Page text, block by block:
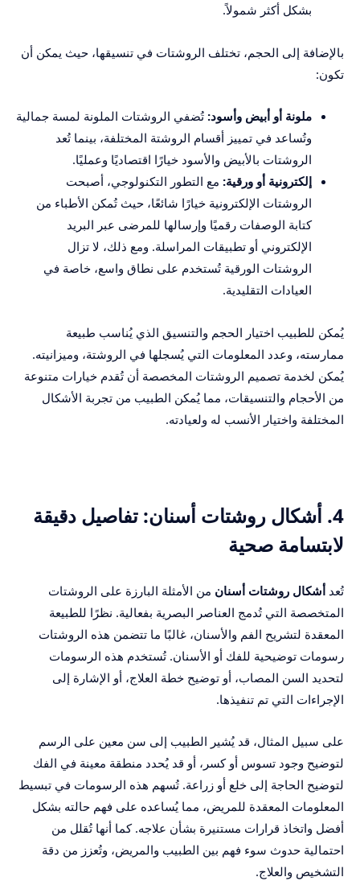
بشكل أكثر شمولاً.
بالإضافة إلى الحجم، تختلف الروشتات في تنسيقها، حيث يمكن أن
تكون:
ملونة أو أبيض وأسود: تُضفي الروشتات الملونة لمسة جمالية
وتُساعد في تمييز أقسام الروشتة المختلفة، بينما تُعد
الروشتات بالأبيض والأسود خيارًا اقتصاديًا وعمليًا.
إلكترونية أو ورقية: مع التطور التكنولوجي، أصبحت
الروشتات الإلكترونية خيارًا شائعًا، حيث تُمكن الأطباء من
كتابة الوصفات رقميًا وإرسالها للمرضى عبر البريد
الإلكتروني أو تطبيقات المراسلة. ومع ذلك، لا تزال
الروشتات الورقية تُستخدم على نطاق واسع، خاصة في
العيادات التقليدية.
يُمكن للطبيب اختيار الحجم والتنسيق الذي يُناسب طبيعة
ممارسته، وعدد المعلومات التي يُسجلها في الروشتة، وميزانيته.
يُمكن لخدمة تصميم الروشتات المخصصة أن تُقدم خيارات متنوعة
من الأحجام والتنسيقات، مما يُمكن الطبيب من تجربة الأشكال
المختلفة واختيار الأنسب له ولعيادته.
4. أشكال روشتات أسنان: تفاصيل دقيقة
لابتسامة صحية
تُعد أشكال روشتات أسنان من الأمثلة البارزة على الروشتات
المتخصصة التي تُدمج العناصر البصرية بفعالية. نظرًا للطبيعة
المعقدة لتشريح الفم والأسنان، غالبًا ما تتضمن هذه الروشتات
رسومات توضيحية للفك أو الأسنان. تُستخدم هذه الرسومات
لتحديد السن المصاب، أو توضيح خطة العلاج، أو الإشارة إلى
الإجراءات التي تم تنفيذها.
على سبيل المثال، قد يُشير الطبيب إلى سن معين على الرسم
لتوضيح وجود تسوس أو كسر، أو قد يُحدد منطقة معينة في الفك
لتوضيح الحاجة إلى خلع أو زراعة. تُسهم هذه الرسومات في تبسيط
المعلومات المعقدة للمريض، مما يُساعده على فهم حالته بشكل
أفضل واتخاذ قرارات مستنيرة بشأن علاجه. كما أنها تُقلل من
احتمالية حدوث سوء فهم بين الطبيب والمريض، وتُعزز من دقة
التشخيص والعلاج.